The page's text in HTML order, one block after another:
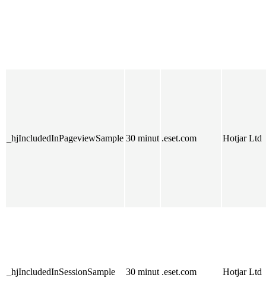
_hjIncludedInPageviewSample 30 minut .eset.com Hotjar Ltd
_hjIncludedInSessionSample 30 minut .eset.com Hotjar Ltd